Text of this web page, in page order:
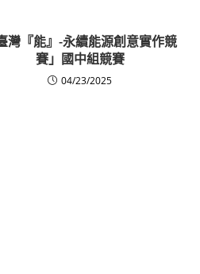
灣『能』-永續能源創意實作競
賽」國中組競賽
04/23/2025